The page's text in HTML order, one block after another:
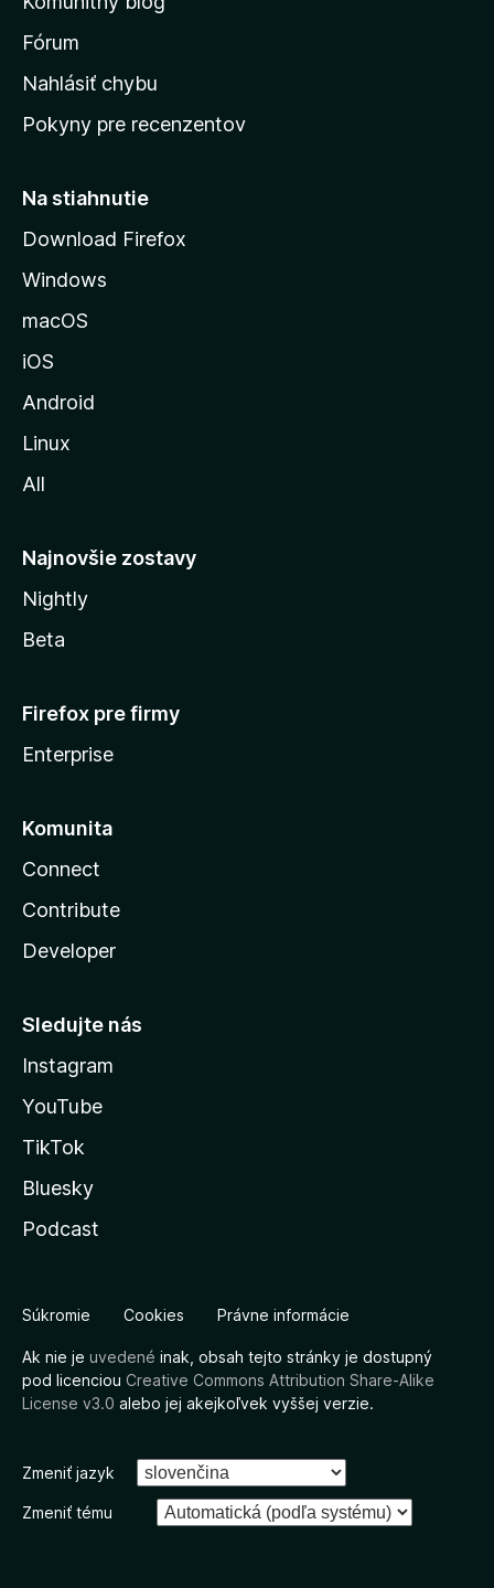
v
s
k
s
r
n
k
o
z
l
Fórum
Nahlásiť chybu
Pokyny pre recenzentov
Na stiahnutie
Download Firefox
Windows
macOS
iOS
Android
Linux
All
Najnovšie zostavy
Nightly
Beta
Firefox pre firmy
Enterprise
Komunita
Connect
Contribute
Developer
Sledujte nás
Instagram
YouTube
TikTok
Bluesky
Podcast
Súkromie Cookies Právne informácie
Ak nie je uvedené inak, obsah tejto stránky je dostupný
pod licenciou Creative Commons Attribution Share-Alike
License v3.0 alebo jej akejkoľvek vyššej verzie.
Zmeniť jazyk
Zmeniť tému